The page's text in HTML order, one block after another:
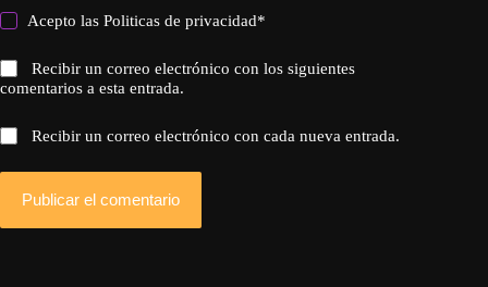
Acepto lasPoliticas de privacidad*
Recibir un correo electrónico con los siguientes
comentarios a esta entrada.
Recibir un correo electrónico con cada nueva entrada.
Publicar el comentario